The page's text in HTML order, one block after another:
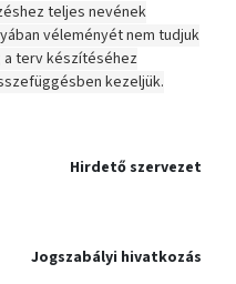
teljes nevének
véleményét nem tudjuk
terv készítéséhez
kezeljük.
Hirdető szervezet
Jogszabályi hivatkozás